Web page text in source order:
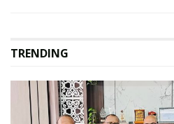
TRENDING